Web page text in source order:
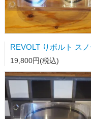
19,800円(税込)